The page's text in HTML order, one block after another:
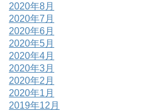
2020年8月
2020年7月
2020年6月
2020年5月
2020年4月
2020年3月
2020年2月
2020年1月
2019年12月